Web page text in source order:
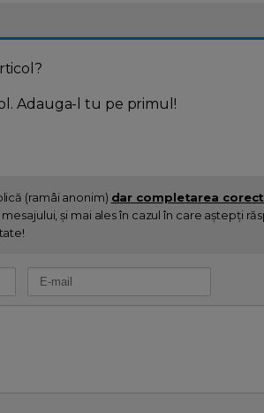
Adauga-l tu pe primul!
(ramâi anonim) dar completarea
și mai ales în cazul în care aștepți